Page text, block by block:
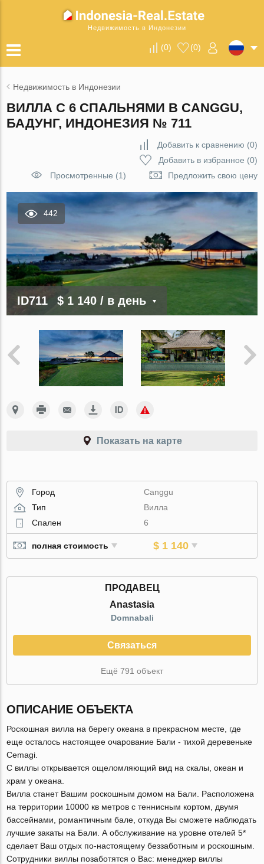
Недвижимость в Индонезии
(0) (0)
Недвижимость в Индонезии
ВИЛЛА С 6 СПАЛЬНЯМИ В CANGGU,
БАДУНГ, ИНДОНЕЗИЯ № 711
Добавить к сравнению (0)
Добавить в избранное (0)
Просмотренные (1)
Предложить свою цену
442
ID711 $ 1 140/ в день
Показать на карте
Город
Canggu
Тип
Вилла
Спален
6
полная стоимость $ 1 140
ПРОДАВЕЦ
Anastasia
Domnabali
Связаться
Ещё 791 объект
ОПИСАНИЕ ОБЪЕКТА
Роскошная вилла на берегу океана в прекрасном месте, где
еще осталось настоящее очарование Бали - тихой деревеньке
Cemagi.
С виллы открывается ощеломляющий вид на скалы, океан и
храм у океана.
Вилла станет Вашим роскошным домом на Бали. Расположена
на территории 10000 кв метров с теннисным кортом, двумя
бассейнами, романтичным бале, откуда Вы сможете наблюдать
лучшие закаты на Бали. А обслуживание на уровне отелей 5*
cделает Ваш отдых по-настоящему беззаботным и роскошным.
Сотрудники виллы позаботятся о Вас: менеджер виллы